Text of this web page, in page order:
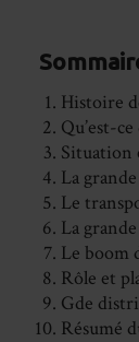
Histoire
Qu’est-
Situation
La
Le
La
Le boom
Rôle et
Gde
Résumé